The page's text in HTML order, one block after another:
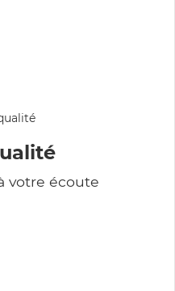
votre écoute